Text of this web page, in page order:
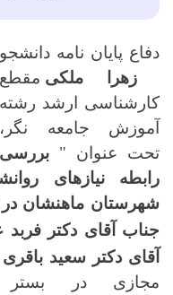
دفاع پایان نامه دانشجو
زهرا ملکی مقطع
کارشناسی ارشد رشته
آموزش جامعه نگر،
تحت عنوان " بررسی
رابطه نیازهای
شهرستان ماهنشان در
جناب آقای دکتر فربد
آقای دکتر سعید باقری
مجازی در